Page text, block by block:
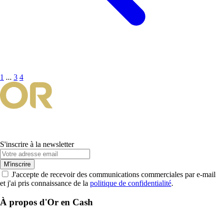
1 ... 3 4
S'inscrire à la newsletter
M'inscrire
J'accepte de recevoir des communications commerciales par e-mail
et j'ai pris connaissance de la politique de confidentialité.
À propos d'Or en Cash